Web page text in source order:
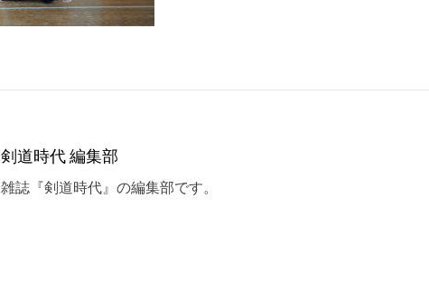
剣道時代 編集部
雑誌『剣道時代』の編集部です。